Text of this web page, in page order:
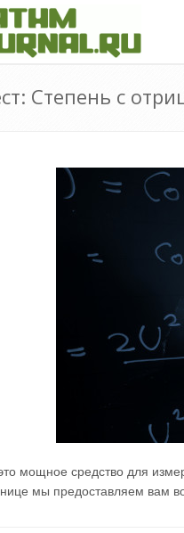
Степень с
мощное средство для
мы предоставляем вам